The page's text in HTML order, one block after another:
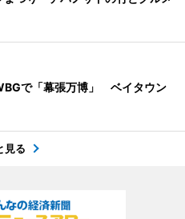
で「幕張万博」 ベイタウン
見る